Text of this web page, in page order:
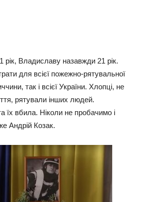
рік, Владиславу назавжди 21 рік.
для всієї пожежно-рятувальної
так і всієї України. Хлопці, не
рятували інших людей.
їх вбила. Ніколи не пробачимо і
Андрій Козак.